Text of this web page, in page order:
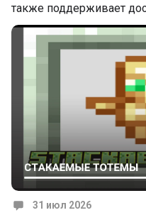
также поддерживает
31 июл 2026